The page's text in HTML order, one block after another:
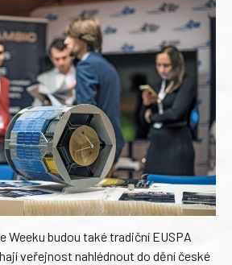
Weeku budou také tradiční EUSPA
veřejnost nahlédnout do dění české